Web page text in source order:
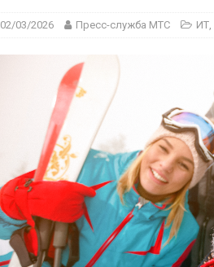
02/03/2026 Пресс-служба МТС ИТ,